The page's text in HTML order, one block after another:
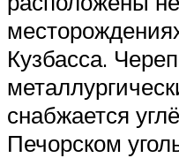
Кузбасса.
снабжается
Печорском